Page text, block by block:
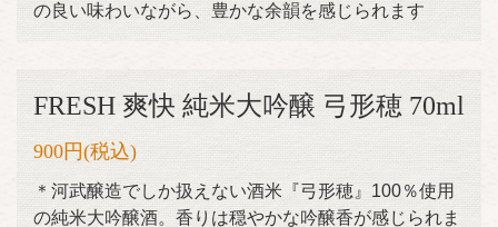
の良い味わいながら、豊かな余韻を感じられます
FRESH 爽快 純米大吟醸 弓形穂 70ml
900円(税込)
＊河武醸造でしか扱えない酒米『弓形穂』100％使用
の純米大吟醸酒。香りは穏やかな吟醸香が感じられま